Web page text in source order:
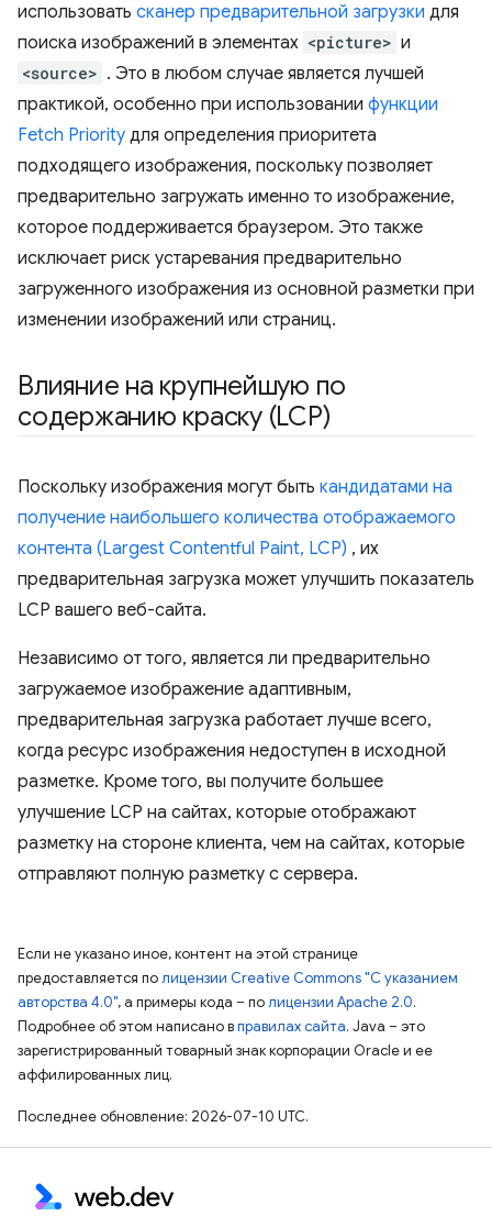
использовать сканер предварительной загрузки для
поиска изображений в элементах <picture> и
<source> . Это в любом случае является лучшей
практикой, особенно при использовании функции
Fetch Priority для определения приоритета
подходящего изображения, поскольку позволяет
предварительно загружать именно то изображение,
которое поддерживается браузером. Это также
исключает риск устаревания предварительно
загруженного изображения из основной разметки при
изменении изображений или страниц.
Влияние на крупнейшую по
содержанию краску (LCP)
Поскольку изображения могут быть кандидатами на
получение наибольшего количества отображаемого
контента (Largest Contentful Paint, LCP) , их
предварительная загрузка может улучшить показатель
LCP вашего веб-сайта.
Независимо от того, является ли предварительно
загружаемое изображение адаптивным,
предварительная загрузка работает лучше всего,
когда ресурс изображения недоступен в исходной
разметке. Кроме того, вы получите большее
улучшение LCP на сайтах, которые отображают
разметку на стороне клиента, чем на сайтах, которые
отправляют полную разметку с сервера.
Если не указано иное, контент на этой странице
предоставляется полицензии Creative Commons "С указанием
авторства 4.0", а примеры кода – полицензии Apache 2.0.
Подробнее об этом написано вправилах сайта. Java – это
зарегистрированный товарный знак корпорации Oracle и ее
аффилированных лиц.
Последнее обновление: 2026-07-10 UTC.